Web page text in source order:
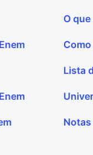
O
Lista